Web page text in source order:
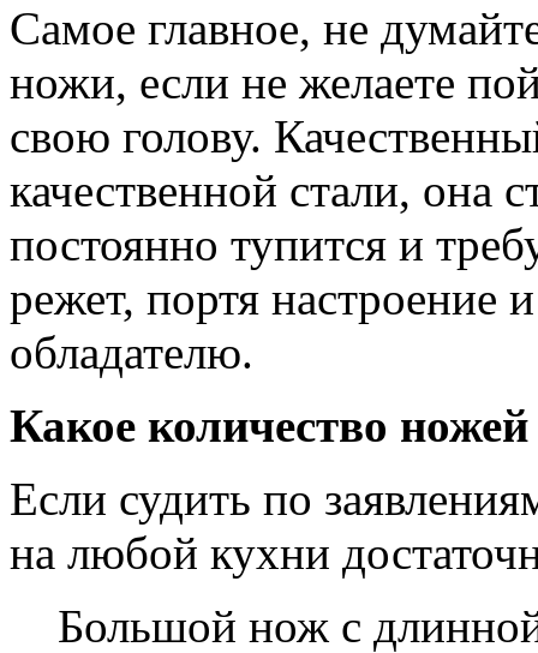
Самое главное, не
ножи, если не желаете
свою голову.
качественной стали,
постоянно тупится и
режет, портя настроение
обладателю.
Какое количество
Если судить по
на любой кухни
Большой нож с